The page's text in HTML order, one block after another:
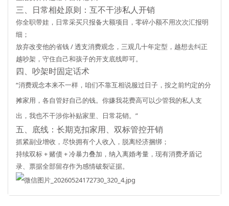
三、日常相处原则：互不干涉私人开销
你全职带娃，日常采买只报备大额项目，零碎小额不用次次汇报明
细；
放弃改变他的省钱 / 透支消费观念，三观几十年定型，越想去纠正
越吵架，守住自己和孩子的开支底线即可。
四、吵架时固定话术
“消费观念本来不一样，咱们不靠互相说服过日子，按之前约定的分
摊家用，各自管好自己的钱。你嫌我花费高可以少管我的私人支
出，我也不干涉你补贴家里、日常花销。”
五、底线：长期克扣家用、双标管控开销
抓紧副业增收，尽快拥有个人收入，脱离经济捆绑；
持续双标 + 赌债 + 冷暴力叠加，纳入离婚考量，现有消费矛盾记
录、票据全部留存作为感情破裂证据。